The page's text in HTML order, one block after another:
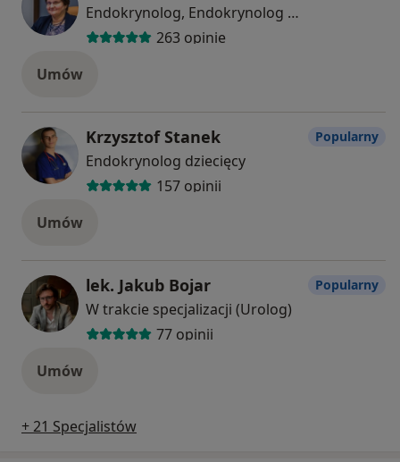
Endokrynolog, Endokrynolog dziecięcy
263 opinie
Umów
Krzysztof Stanek
Endokrynolog dziecięcy
157 opinii
Popularny
Umów
lek. Jakub Bojar
W trakcie specjalizacji (Urolog)
77 opinii
Popularny
Umów
+ 21 Specjalistów